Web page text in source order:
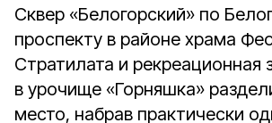
Сквер «Белогорский» по
проспекту в районе храма
Стратилата и рекреационная
в урочище «Горняшка»
место, набрав практически